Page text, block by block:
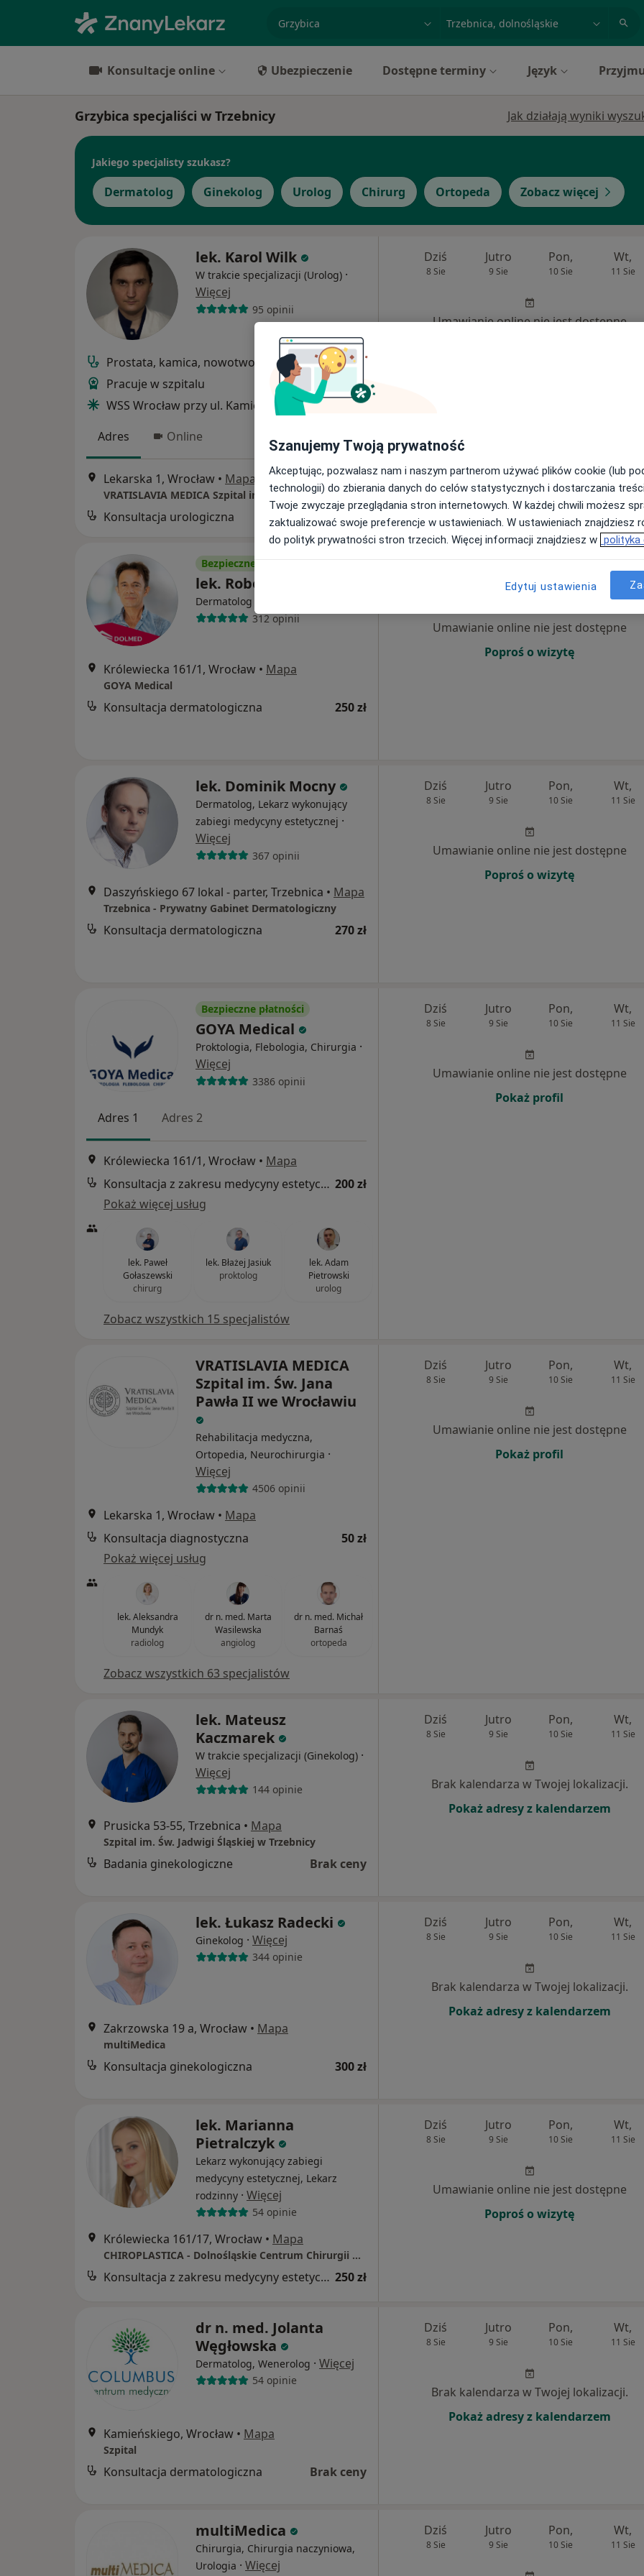
miasto lub dzielnica
Konsultacje online Ubezpieczenie Dostępne terminy Język
Grzybica specjaliści w Trzebnicy Jak działają wyniki
Jakiego specjalisty szukasz?
Dermatolog Ginekolog Urolog Chirurg Ortopeda Zobacz więcej
lek. Karol Wilk
W trakcie specjalizacji (Urolog) ·
Więcej
95 opinii
Prostata, kamica, nowotwory, jądra, erekcja
Pracuje w szpitalu
WSS Wrocław przy ul. Kamieńskiego
Adres
Online
Lekarska 1, Wrocław • Mapa
VRATISLAVIA MEDICA Szpital im. Św. Jana Pawła II we Wrocławiu
Konsultacja urologiczna 250 zł
Dziś
8 Sie
Jutro
9 Sie
Pon,
10 Sie
Wt,
11 Sie
Umawianie online nie jest dostępne
Bezpieczne płatności
lek. Robert Kisiel
Dermatolog
312 opinii
Królewiecka 161/1, Wrocław • Mapa
GOYA Medical
Konsultacja dermatologiczna 250 zł
Umawianie online nie jest dostępne
Poproś o wizytę
lek. Dominik Mocny
Dermatolog, Lekarz wykonujący
zabiegi medycyny estetycznej ·
Więcej
367 opinii
Daszyńskiego 67 lokal - parter, Trzebnica • Mapa
Trzebnica - Prywatny Gabinet Dermatologiczny
Konsultacja dermatologiczna 270 zł
Dziś
8 Sie
Jutro
9 Sie
Pon,
10 Sie
Wt,
11 Sie
Umawianie online nie jest dostępne
Poproś o wizytę
Bezpieczne płatności
GOYA Medical
Proktologia, Flebologia, Chirurgia ·
Więcej
3386 opinii
Adres 1 Adres 2
Królewiecka 161/1, Wrocław • Mapa
Konsultacja z zakresu medycyny estetycznej 200 zł
Pokaż więcej usług
lek. Paweł
Gołaszewski
chirurg
lek. Błażej Jasiuk
proktolog
lek. Adam
Pietrowski
urolog
Zobacz wszystkich 15 specjalistów
Dziś
8 Sie
Jutro
9 Sie
Pon,
10 Sie
Wt,
11 Sie
Umawianie online nie jest dostępne
Pokaż profil
VRATISLAVIA MEDICA
Szpital im. Św. Jana
Pawła II we Wrocławiu
Rehabilitacja medyczna,
Ortopedia, Neurochirurgia ·
Więcej
4506 opinii
Lekarska 1, Wrocław • Mapa
Konsultacja diagnostyczna
50 zł
Pokaż więcej usług
lek. Aleksandra
Mundyk
radiolog
dr n. med. Marta
Wasilewska
angiolog
dr n. med. Michał
Barnaś
ortopeda
Zobacz wszystkich 63 specjalistów
Dziś
8 Sie
Jutro
9 Sie
Pon,
10 Sie
Wt,
11 Sie
Umawianie online nie jest dostępne
Pokaż profil
lek. Mateusz
Kaczmarek
W trakcie specjalizacji (Ginekolog) ·
Więcej
144 opinie
Prusicka 53-55, Trzebnica • Mapa
Szpital im. Św. Jadwigi Śląskiej w Trzebnicy
Badania ginekologiczne Brak ceny
Dziś
8 Sie
Jutro
9 Sie
Pon,
10 Sie
Wt,
11 Sie
Brak kalendarza w Twojej lokalizacji.
Pokaż adresy z kalendarzem
lek. Łukasz Radecki
Ginekolog · Więcej
344 opinie
Zakrzowska 19 a, Wrocław • Mapa
multiMedica
Konsultacja ginekologiczna 300 zł
Dziś
8 Sie
Jutro
9 Sie
Pon,
10 Sie
Wt,
11 Sie
Brak kalendarza w Twojej lokalizacji.
Pokaż adresy z kalendarzem
lek. Marianna
Pietralczyk
Lekarz wykonujący zabiegi
medycyny estetycznej, Lekarz
rodzinny · Więcej
54 opinie
Królewiecka 161/17, Wrocław • Mapa
CHIROPLASTICA - Dolnośląskie Centrum Chirurgii Ręki i Medycyny Estetycznej
Konsultacja z zakresu medycyny estetycznej 250 zł
Dziś
8 Sie
Jutro
9 Sie
Pon,
10 Sie
Wt,
11 Sie
Umawianie online nie jest dostępne
Poproś o wizytę
dr n. med. Jolanta
Węgłowska
Dermatolog, Wenerolog · Więcej
54 opinie
Kamieńskiego, Wrocław • Mapa
Szpital
Konsultacja dermatologiczna Brak ceny
Dziś
8 Sie
Jutro
9 Sie
Pon,
10 Sie
Wt,
11 Sie
Brak kalendarza w Twojej lokalizacji.
Pokaż adresy z kalendarzem
multiMedica
Chirurgia, Chirurgia naczyniowa,
Urologia · Więcej
Dziś
8 Sie
Jutro
9 Sie
Pon,
10 Sie
Wt,
11 Sie
Szanujemy Twoją prywatność
Akceptując, pozwalasz nam i naszym partnerom używać plików cookie (lub
technologii) do zbierania danych do celów statystycznych i dostarczania
Twoje zwyczaje przeglądania stron internetowych. W każdej chwili możesz
zaktualizować swoje preferencje w ustawieniach. W ustawieniach znajdziesz
do polityk prywatności stron trzecich. Więcej informacji znajdziesz w polityka
Edytuj ustawienia